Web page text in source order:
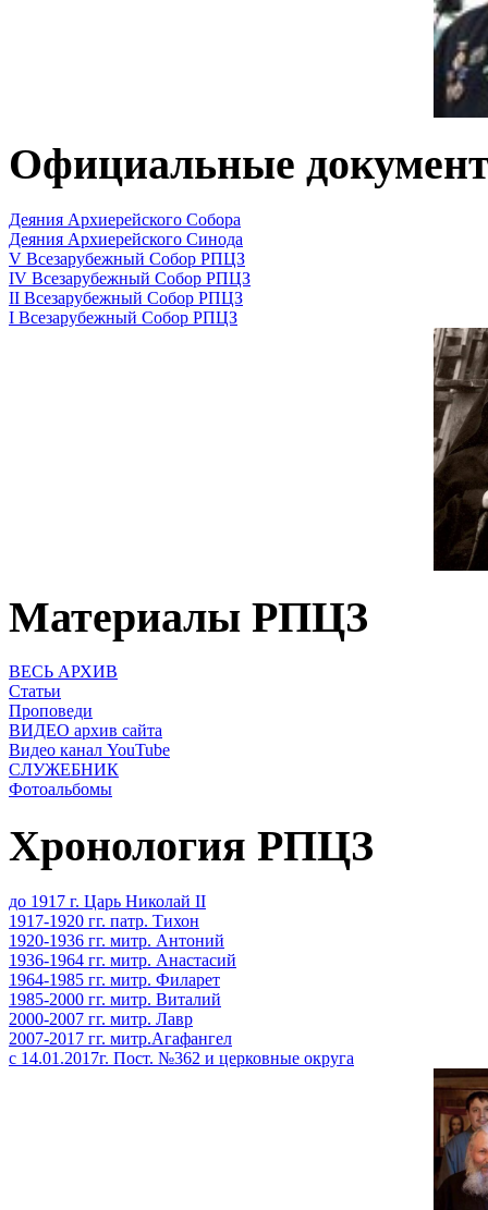
Официальные
Деяния Архиерейского Собора
Деяния Архиерейского Синода
V Всезарубежный Собор РПЦЗ
IV Всезарубежный Собор РПЦЗ
II Всезарубежный Собор РПЦЗ
I Всезарубежный Собор РПЦЗ
Материалы РПЦЗ
ВЕСЬ АРХИВ
Статьи
Проповеди
ВИДЕО архив сайта
Видео канал YouTube
СЛУЖЕБНИК
Фотоальбомы
Хронология РПЦЗ
до 1917 г. Царь Николай II
1917-1920 гг. патр. Тихон
1920-1936 гг. митр. Антоний
1936-1964 гг. митр. Анастасий
1964-1985 гг. митр. Филарет
1985-2000 гг. митр. Виталий
2000-2007 гг. митр. Лавр
2007-2017 гг. митр.Агафангел
с 14.01.2017г. Пост. №362 и церковные округа